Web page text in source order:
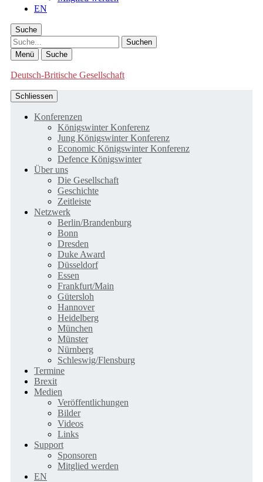
EN
Suche
Suche
Menü Suche
Deutsch-Britische Gesellschaft
Schliessen
Konferenzen
Königswinter Konferenz
Jung Königswinter Konferenz
Economic Königswinter Konferenz
Defence Königswinter
Über uns
Die Gesellschaft
Geschichte
Zeitleiste
Netzwerk
Berlin/Brandenburg
Bonn
Dresden
Duke Award
Düsseldorf
Essen
Frankfurt/Main
Gütersloh
Hannover
Heidelberg
München
Münster
Nürnberg
Schleswig/Flensburg
Termine
Brexit
Medien
Veröffentlichungen
Bilder
Videos
Links
Support
Sponsoren
Mitglied werden
EN